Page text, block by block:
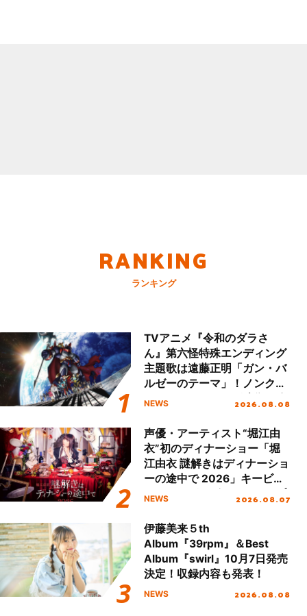
RANKING
ランキング
TVアニメ『令和のダラさ
ん』第六怪特殊エンディング
主題歌は遠藤正明「ガン・バ
ルゼーのテーマ」！ノンクレ
ジットエンディング映像も公
NEWS 2026.08.08
声優・アーティスト“堀江由
衣”初のディナーショー「堀
江由衣 謎解きはディナーショ
ーの途中で 2026」キービジ
ュアル＆グッズラインナップ
NEWS 2026.08.07
伊藤美来５th
Album『39rpm』＆Best
Album『swirl』10月7日発売
決定！収録内容も発表！
NEWS 2026.08.08